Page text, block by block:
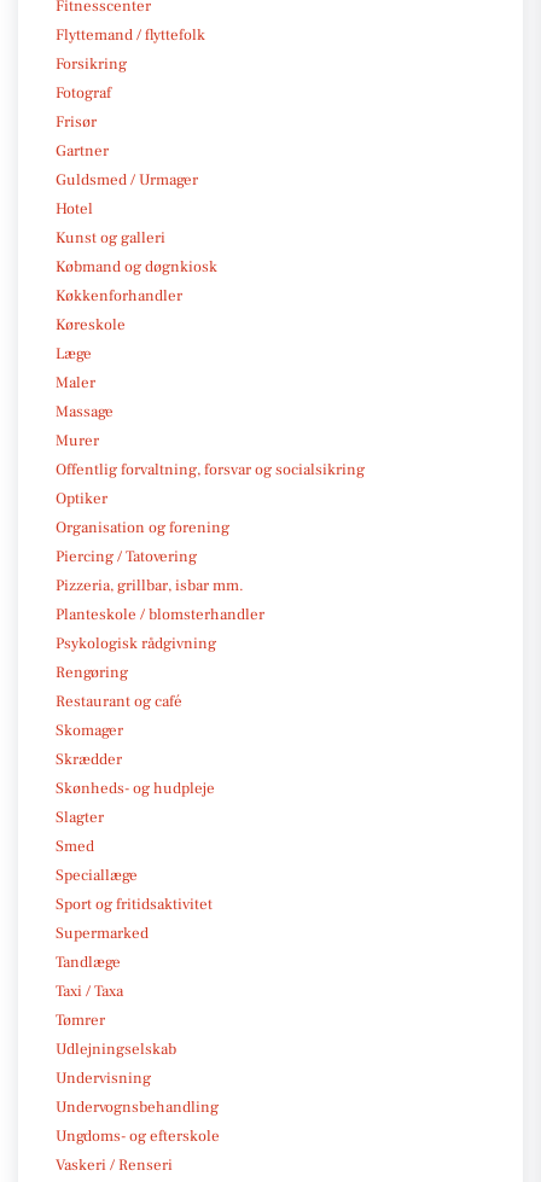
Fitnesscenter
Flyttemand / flyttefolk
Forsikring
Fotograf
Frisør
Gartner
Guldsmed / Urmager
Hotel
Kunst og galleri
Købmand og døgnkiosk
Køkkenforhandler
Køreskole
Læge
Maler
Massage
Murer
Offentlig forvaltning, forsvar og socialsikring
Optiker
Organisation og forening
Piercing / Tatovering
Pizzeria, grillbar, isbar mm.
Planteskole / blomsterhandler
Psykologisk rådgivning
Rengøring
Restaurant og café
Skomager
Skrædder
Skønheds- og hudpleje
Slagter
Smed
Speciallæge
Sport og fritidsaktivitet
Supermarked
Tandlæge
Taxi / Taxa
Tømrer
Udlejningselskab
Undervisning
Undervognsbehandling
Ungdoms- og efterskole
Vaskeri / Renseri